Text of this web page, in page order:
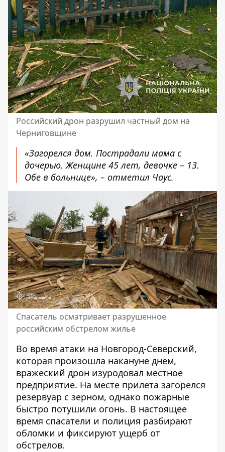
Российский дрон разрушил частный дом на
Черниговщине
«Загорелся дом. Пострадали мама с
дочерью. Женщине 45 лет, девочке – 13.
Обе в больнице», – отметил Чаус.
Спасатель осматривает разрушенное
российским обстрелом жилье
Во время атаки на Новгород-Северский,
которая произошла накануне днем,
вражеский дрон изуродовал местное
предприятие. На месте прилета загорелся
резервуар с зерном, однако пожарные
быстро потушили огонь. В настоящее
время спасатели и полиция разбирают
обломки и фиксируют ущерб от
обстрелов.